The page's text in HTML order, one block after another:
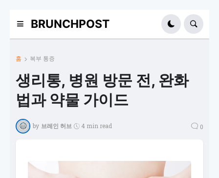
BRUNCHPOST
홈 복부 통증
생리통, 병원 방문 전, 완화
법과 약물 가이드
by 브레인 허브 4 min read 0